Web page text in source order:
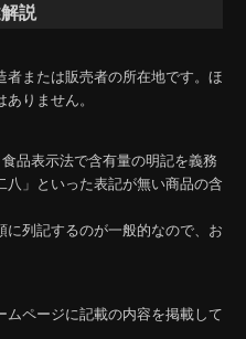
説
または販売者の所在地です。ほ
りません。
品表示法で含有量の明記を義務
」といった表記が無い商品の含
列記するのが一般的なので、お
ページに記載の内容を掲載して